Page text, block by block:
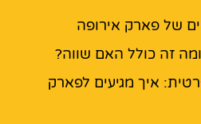
של פארק אירופה
זה כולל האם שווה?
איך מגיעים לפארק